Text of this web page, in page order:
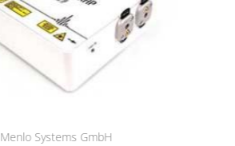
Menlo Systems GmbH